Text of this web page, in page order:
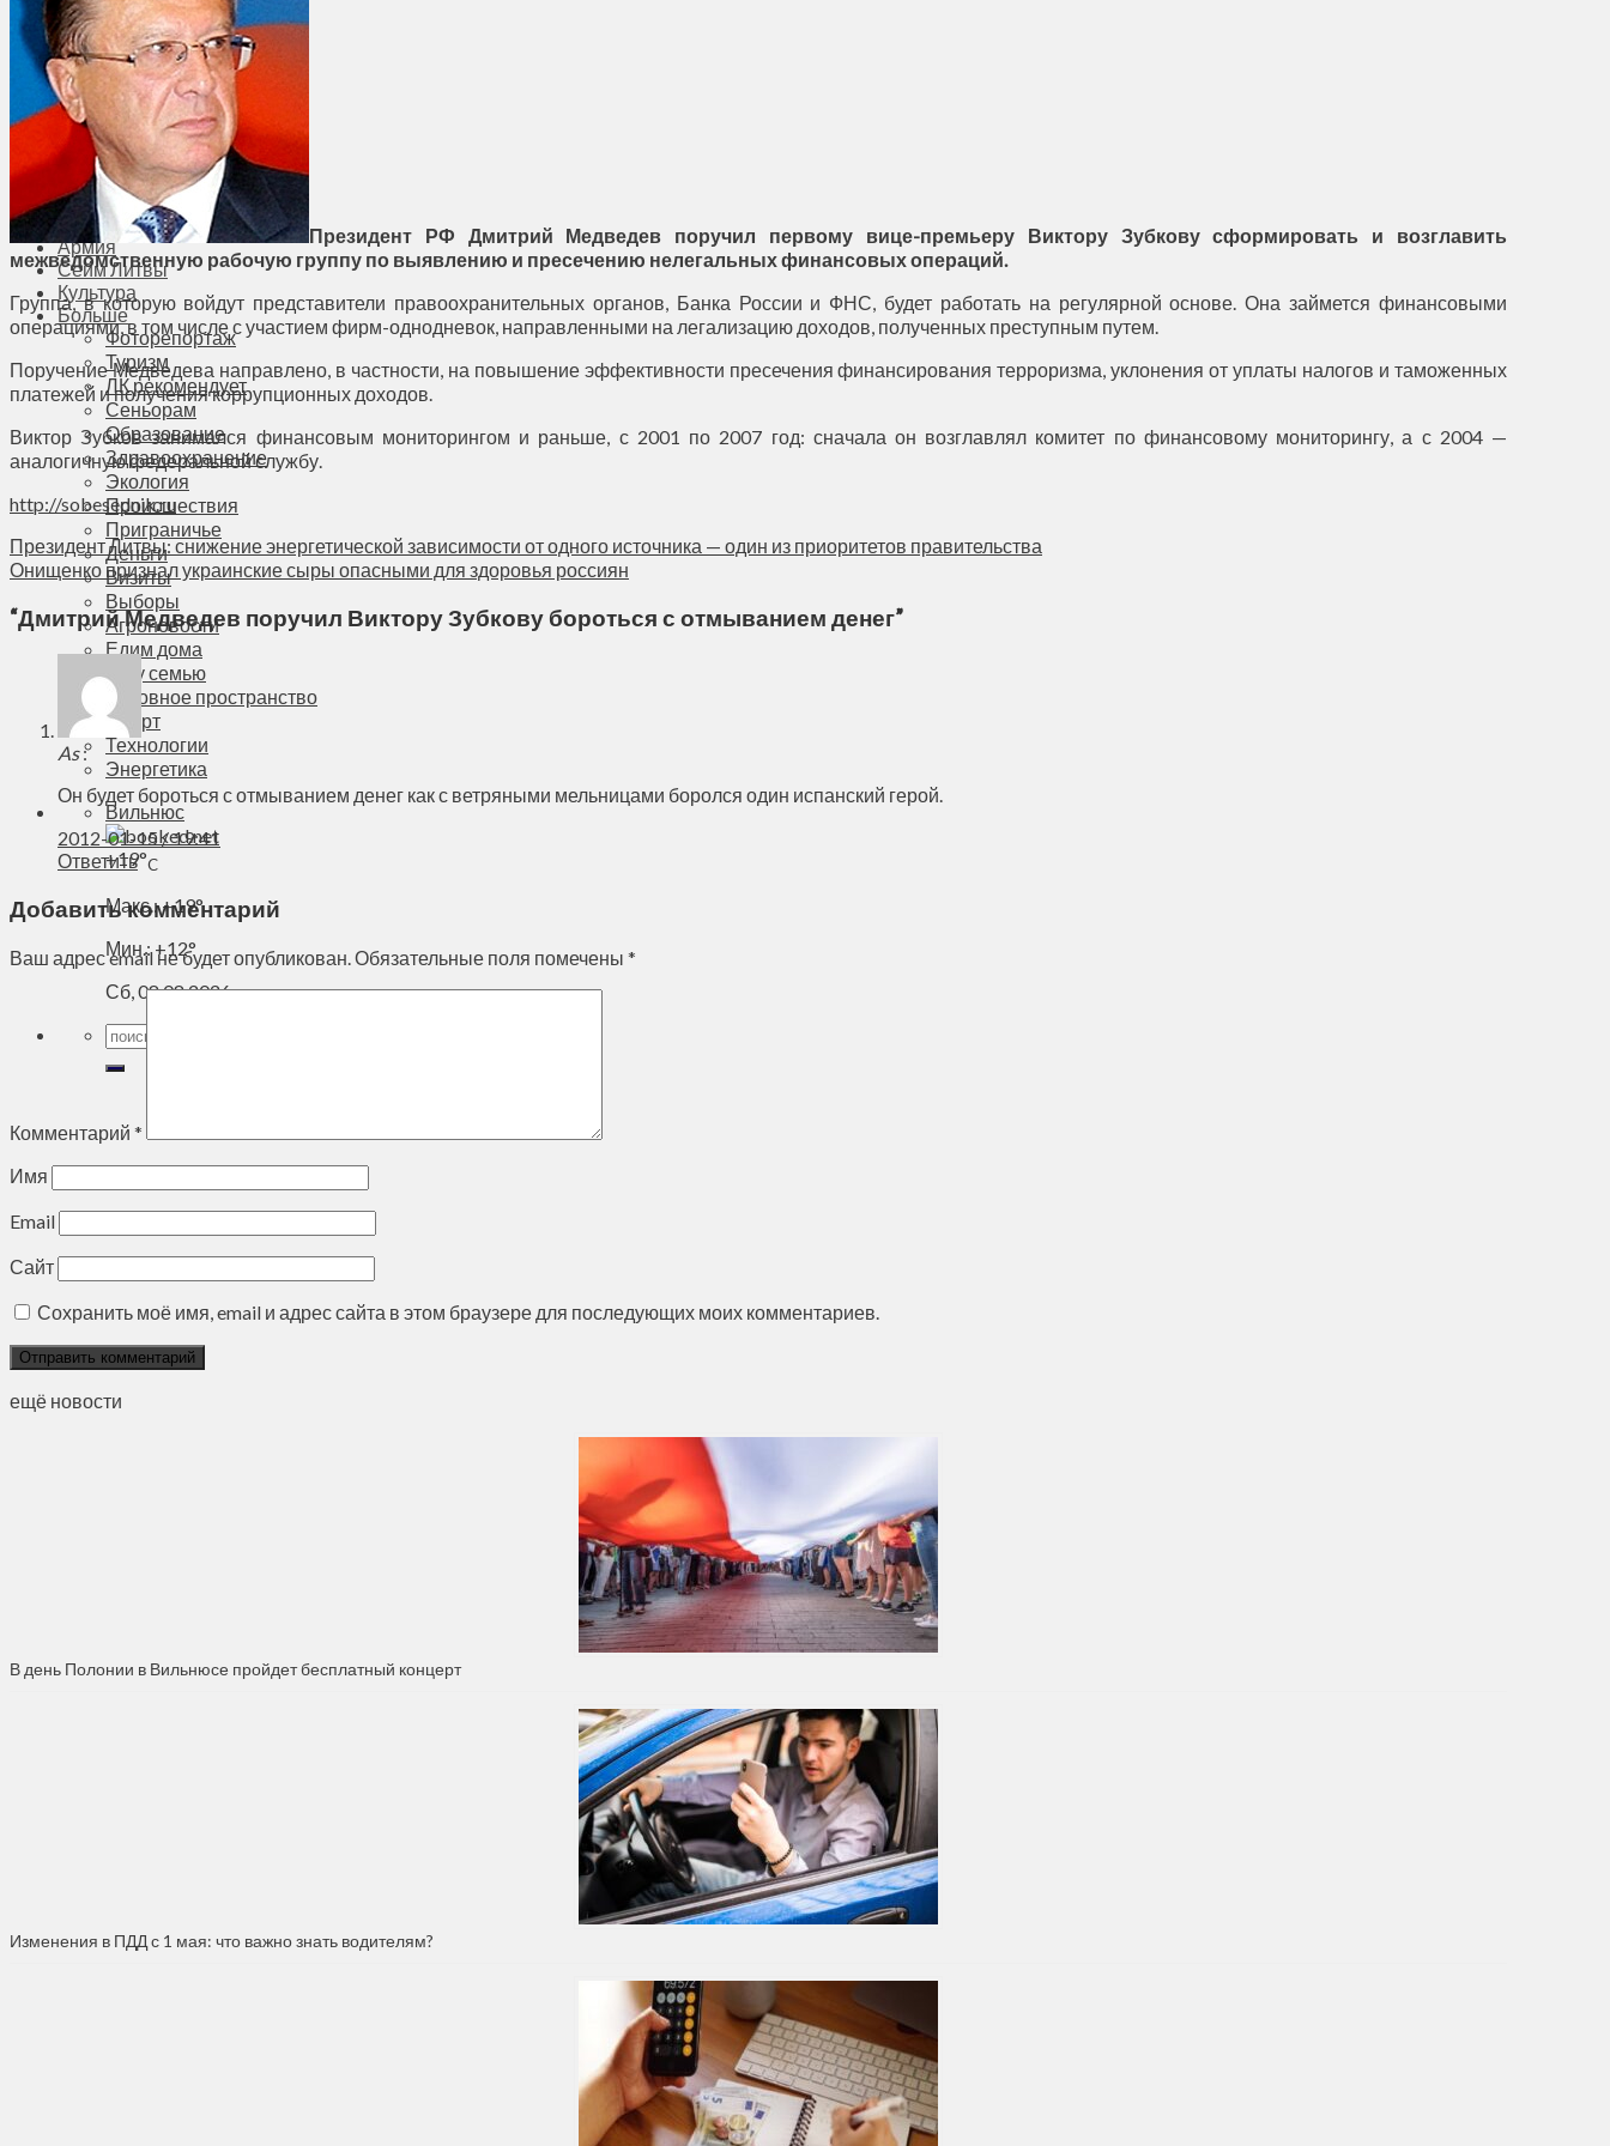
Общество
Мнения
Вильнюс
Клайпеда
Висагинас
Регионы
Соседи
Транспорт
Выбор читателей
Калейдоскоп
Армия
Сейм Литвы
Культура
Больше
Фоторепортаж
Туризм
ЛК рекомендует
Сеньорам
Образование
Здравоохранение
Экология
Происшествия
Приграничье
Деньги
Визиты
Выборы
Агроновости
Едим дома
Ищу семью
Духовное пространство
Спорт
Технологии
Энергетика
Вильнюс
+19°C
Макс.:+19°
Мин.:+12°
Сб, 08.08.2026
Президент РФ Дмитрий Медведев поручил первому вице-премьеру Виктору Зубкову сформировать и возглавить
межведомственную рабочую группу по выявлению и пресечению нелегальных финансовых операций.
Группа, в которую войдут представители правоохранительных органов, Банка России и ФНС, будет работать на регулярной основе. Она займется финансовыми
операциями, в том числе с участием фирм-однодневок, направленными на легализацию доходов, полученных преступным путем.
Поручение Медведева направлено, в частности, на повышение эффективности пресечения финансирования терроризма, уклонения от уплаты налогов и таможенных
платежей и получения коррупционных доходов.
Виктор Зубков занимался финансовым мониторингом и раньше, с 2001 по 2007 год: сначала он возглавлял комитет по финансовому мониторингу, а с 2004 —
аналогичную федеральной службу.
http://sobesednik.ru
Президент Литвы: снижение энергетической зависимости от одного источника — один из приоритетов правительства
Онищенко признал украинские сыры опасными для здоровья россиян
“Дмитрий Медведев поручил Виктору Зубкову бороться с отмыванием денег”
As :
Он будет бороться с отмыванием денег как с ветряными мельницами боролся один испанский герой.
2012-01-15 / 19:41
Ответить
Добавить комментарий
Ваш адрес email не будет опубликован. Обязательные поля помечены *
Комментарий *
Имя
Email
Сайт
Сохранить моё имя, email и адрес сайта в этом браузере для последующих моих комментариев.
ещё новости
В день Полонии в Вильнюсе пройдет бесплатный концерт
Изменения в ПДД с 1 мая: что важно знать водителям?